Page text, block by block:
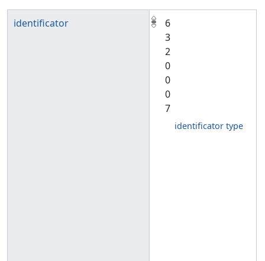
identificator
6
3
2
0
0
0
7
identificator type